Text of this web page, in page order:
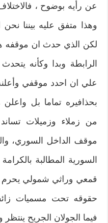
عن رأيه بوضوح‮ ‬،‮
‬وهذا متفق عليه بيننا نحن
‬لكن الذي حدث ان موقفه
الرابطة وبدا وكأنه‮
علي ان احدد موقفي
بحذافيره تماما بل
من زملاء وزميلات
موقف الداخل السوري،‮
السورية المطالبة
قمعي وراثي شمولي‮
حقوقه تحت مسميات
فيما الجولان‮ ‬الجريح‮